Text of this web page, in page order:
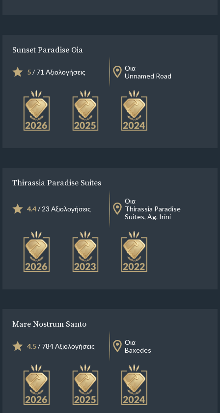
Sunset Paradise Oia
5/ 71 Αξιολογήσεις
Οια
Unnamed Road
Thirassia Paradise Suites
4.4/ 23 Αξιολογήσεις
Οια
Thirassia Paradise
Suites, Ag. Irini
Mare Nostrum Santo
4.5/ 784 Αξιολογήσεις
Οια
Baxedes